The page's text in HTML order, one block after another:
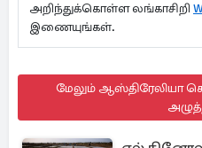
அறிந்துக்கொள்ள லங்காசிறி
இணையுங்கள்.
மேலும் ஆஸ்திரேலியா